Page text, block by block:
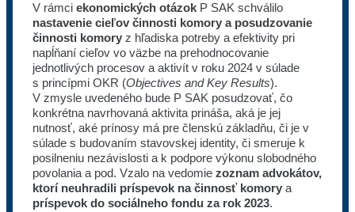
V rámci ekonomických otázok P SAK schválilo
nastavenie cieľov činnosti komory a posudzovanie
činnosti komory z hľadiska potreby a efektivity pri
napĺňaní cieľov vo väzbe na prehodnocovanie
jednotlivých procesov a aktivít v roku 2024 v súlade
s princípmi OKR (Objectives and Key Results).
V zmysle uvedeného bude P SAK posudzovať, čo
konkrétna navrhovaná aktivita prináša, aká je jej
nutnosť, aké prínosy má pre členskú základňu, či je v
súlade s budovaním stavovskej identity, či smeruje k
posilneniu nezávislosti a k podpore výkonu slobodného
povolania a pod. Vzalo na vedomie zoznam advokátov,
ktorí neuhradili príspevok na činnosť komory a
príspevok do sociálneho fondu za rok 2023.